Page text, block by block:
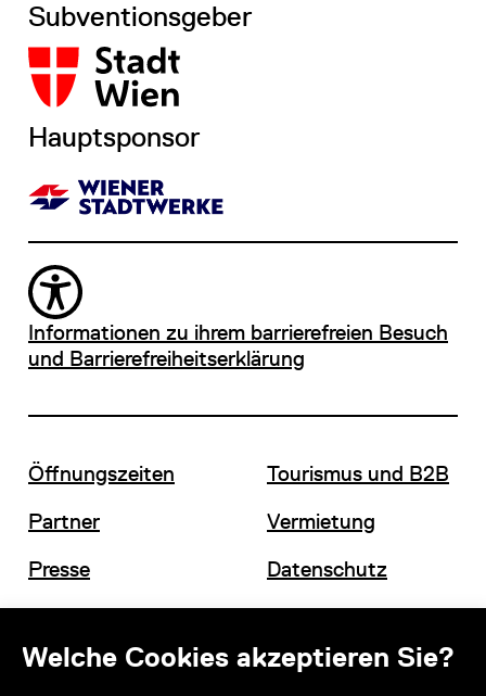
Welche Cookies akzeptieren Sie?
Subventionsgeber
Hauptsponsor
Informationen zu ihrem barrierefreien Besuch
und Barrierefreiheitserklärung
Öffnungszeiten
Partner
Presse
Tourismus und B2B
Vermietung
Datenschutz